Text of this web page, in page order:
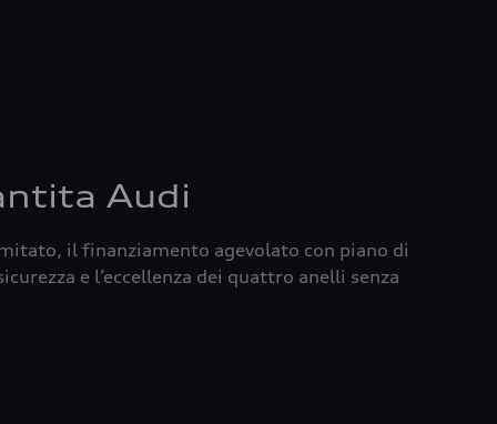
Audi
il finanziamento agevolato con piano di
e l’eccellenza dei quattro anelli senza